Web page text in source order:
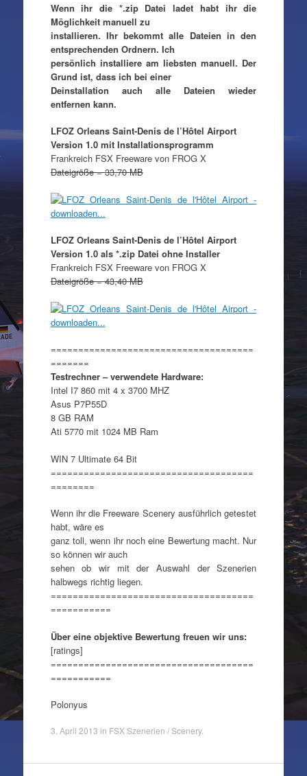
Wenn ihr die *.zip Datei ladet habt ihr die
Möglichkeit manuell zu
installieren. Ihr bekommt alle Dateien in den
entsprechenden Ordnern. Ich
persönlich installiere am liebsten manuell. Der
Grund ist, dass ich bei einer
Deinstallation auch alle Dateien wieder
entfernen kann.
LFOZ Orleans Saint-Denis de l’Hôtel Airport
Version 1.0 mit Installationsprogramm
Frankreich FSX Freeware von FROG X
Dateigröße = 33,70 MB
LFOZ Orleans Saint-Denis de l’Hôtel Airport
Version 1.0 als *.zip Datei ohne Installer
Frankreich FSX Freeware von FROG X
Dateigröße = 43,40 MB
=====================================
=======
Testrechner – verwendete Hardware:
Intel I7 860 mit 4 x 3700 MHZ
Asus P7P55D
8 GB RAM
Ati 5770 mit 1024 MB Ram
WIN 7 Ultimate 64 Bit
=====================================
========
Wenn ihr die Freeware Scenery ausführlich getestet
habt, wäre es
ganz toll, wenn ihr noch eine Bewertung macht. Nur
so können wir auch
sehen ob wir mit der Auswahl der Szenerien
halbwegs richtig liegen.
=====================================
===========
Über eine objektive Bewertung freuen wir uns:
[ratings]
=====================================
===========
Polonyus
3. April 2013 in FSX Szenerien / Scenery.